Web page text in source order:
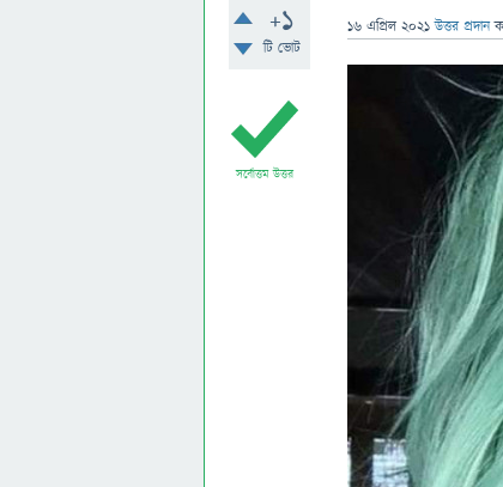
+1
টি ভোট
16 এপ্রিল 2021 উত্তর প্রদান
সর্বোত্তম উত্তর